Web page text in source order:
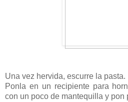
Una vez hervida, escurre la pasta.
Ponla en un recipiente para
con un poco de mantequilla y pon